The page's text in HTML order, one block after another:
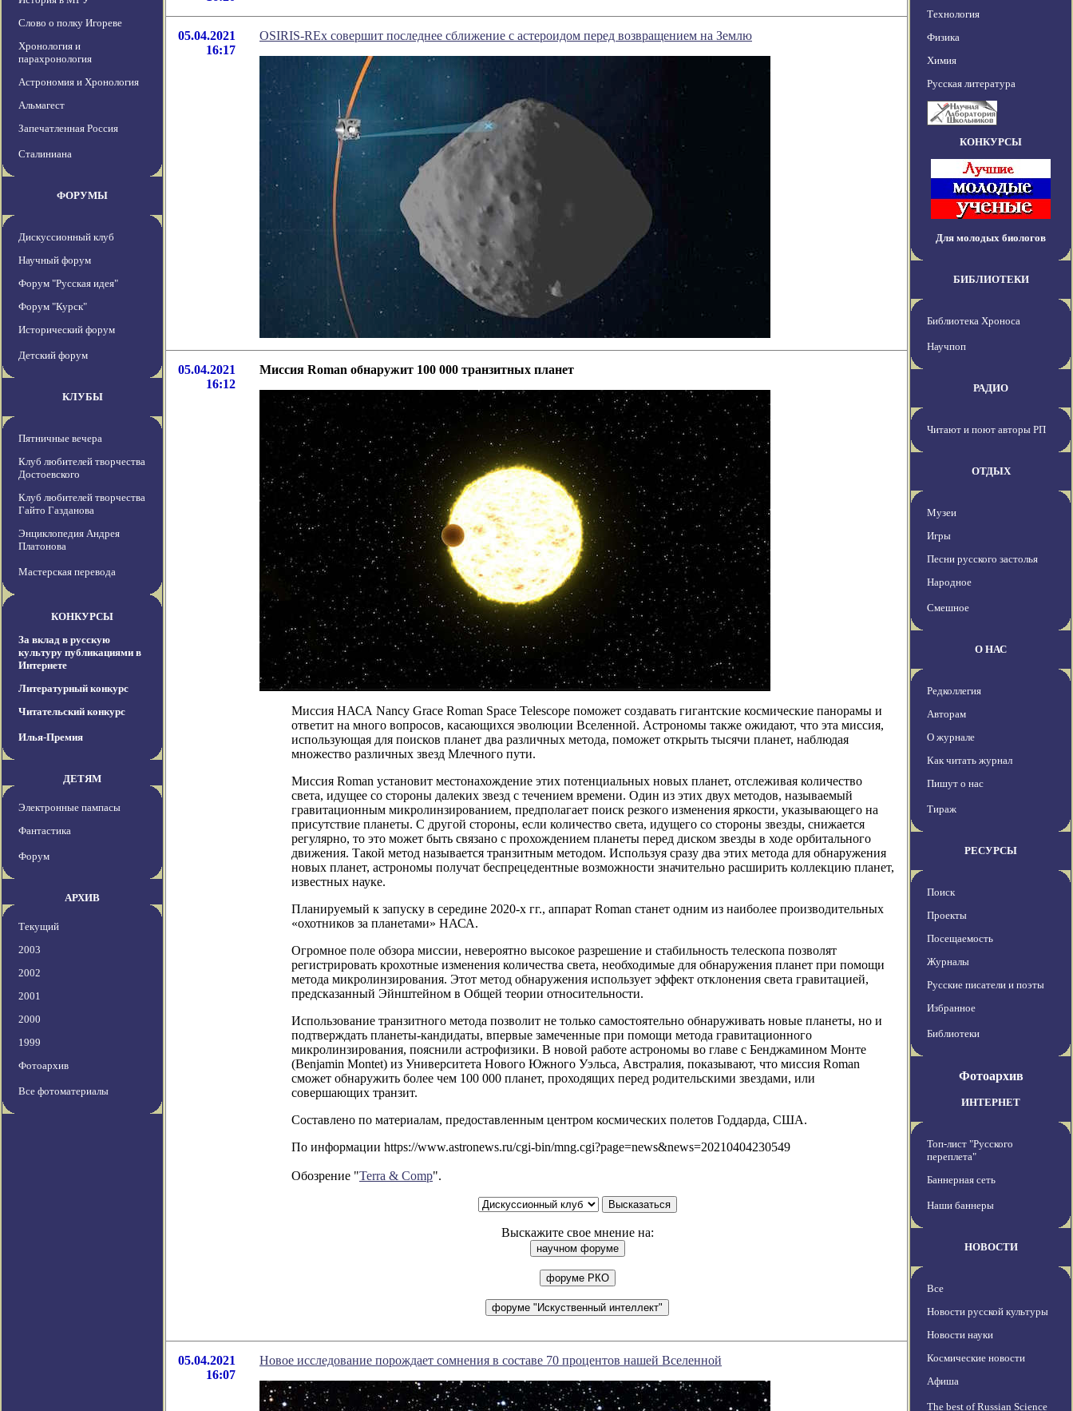
Слово о полку Игореве
Хронология и
парахронология
Астрономия и Хронология
Альмагест
Запечатленная Россия
Сталиниана
ФОРУМЫ
Дискуссионный клуб
Научный форум
Форум "Русская идея"
Форум "Курск"
Исторический форум
Детский форум
КЛУБЫ
Пятничные вечера
Клуб любителей творчества
Достоевского
Клуб любителей творчества
Гайто Газданова
Энциклопедия Андрея
Платонова
Мастерская перевода
КОНКУРСЫ
За вклад в русскую
культуру публикациями в
Интернете
Литературный конкурс
Читательский конкурс
Илья-Премия
ДЕТЯМ
Электронные пампасы
Фантастика
Форум
АРХИВ
Текущий
2003
2002
2001
2000
1999
Фотоархив
Все фотоматериалы
05.04.2021
16:17
OSIRIS-REx совершит последнее сближение с астероидом перед возвращением на Землю
05.04.2021
16:12
Миссия Roman обнаружит 100 000 транзитных планет
Миссия НАСА Nancy Grace Roman Space Telescope поможет создавать гигантские космические панорамы и
ответит на много вопросов, касающихся эволюции Вселенной. Астрономы также ожидают, что эта миссия,
использующая для поисков планет два различных метода, поможет открыть тысячи планет, наблюдая
множество различных звезд Млечного пути.
Миссия Roman установит местонахождение этих потенциальных новых планет, отслеживая количество
света, идущее со стороны далеких звезд с течением времени. Один из этих двух методов, называемый
гравитационным микролинзированием, предполагает поиск резкого изменения яркости, указывающего на
присутствие планеты. С другой стороны, если количество света, идущего со стороны звезды, снижается
регулярно, то это может быть связано с прохождением планеты перед диском звезды в ходе орбитального
движения. Такой метод называется транзитным методом. Используя сразу два этих метода для обнаружения
новых планет, астрономы получат беспрецедентные возможности значительно расширить коллекцию планет,
известных науке.
Планируемый к запуску в середине 2020-х гг., аппарат Roman станет одним из наиболее производительных
«охотников за планетами» НАСА.
Огромное поле обзора миссии, невероятно высокое разрешение и стабильность телескопа позволят
регистрировать крохотные изменения количества света, необходимые для обнаружения планет при помощи
метода микролинзирования. Этот метод обнаружения использует эффект отклонения света гравитацией,
предсказанный Эйнштейном в Общей теории относительности.
Использование транзитного метода позволит не только самостоятельно обнаруживать новые планеты, но и
подтверждать планеты-кандидаты, впервые замеченные при помощи метода гравитационного
микролинзирования, пояснили астрофизики. В новой работе астрономы во главе с Бенджамином Монте
(Benjamin Montet) из Университета Нового Южного Уэльса, Австралия, показывают, что миссия Roman
сможет обнаружить более чем 100 000 планет, проходящих перед родительскими звездами, или
совершающих транзит.
Составлено по материалам, предоставленным центром космических полетов Годдарда, США.
По информации https://www.astronews.ru/cgi-bin/mng.cgi?page=news&news=20210404230549
Обозрение "Terra & Comp".
Выскажите свое мнение на:
05.04.2021
16:07
Новое исследование порождает сомнения в составе 70 процентов нашей Вселенной
Технология
Физика
Химия
Русская литература
КОНКУРСЫ
Для молодых биологов
БИБЛИОТЕКИ
Библиотека Хроноса
Научпоп
РАДИО
Читают и поют авторы РП
ОТДЫХ
Музеи
Игры
Песни русского застолья
Народное
Смешное
О НАС
Редколлегия
Авторам
О журнале
Как читать журнал
Пишут о нас
Тираж
РЕСУРСЫ
Поиск
Проекты
Посещаемость
Журналы
Русские писатели и поэты
Избранное
Библиотеки
Фотоархив
ИНТЕРНЕТ
Топ-лист "Русского
переплета"
Баннерная сеть
Наши баннеры
НОВОСТИ
Все
Новости русской культуры
Новости науки
Космические новости
Афиша
The best of Russian Science